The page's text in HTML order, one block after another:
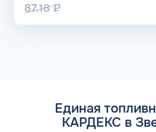
87.18₽
Единая
КАРДЕКС в